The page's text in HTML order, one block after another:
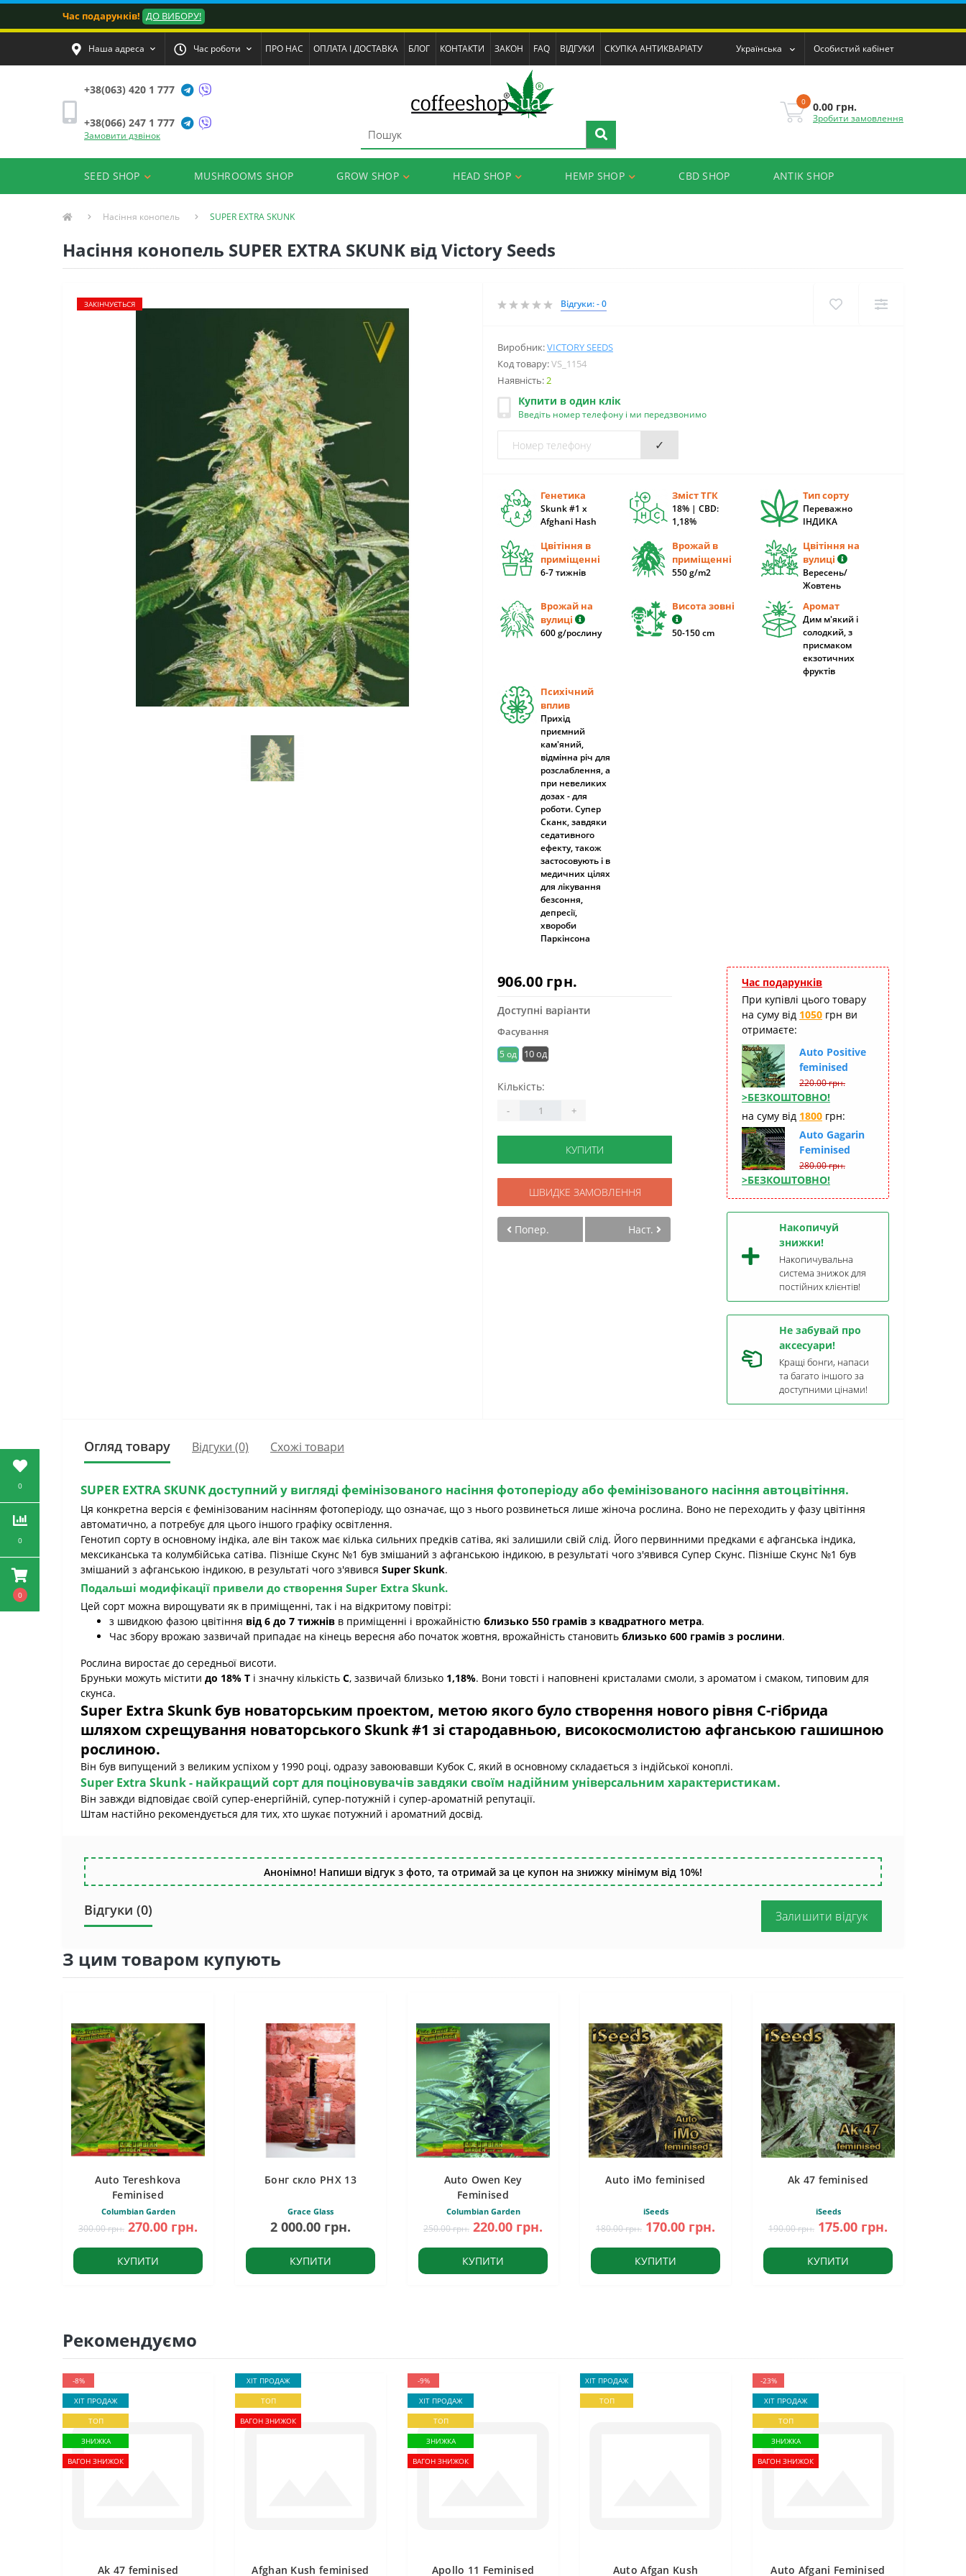
0
0
0
Час подарунків! ДО ВИБОРУ!
Наша адреса Час роботи ПРО НАС ОПЛАТА І ДОСТАВКА БЛОГ КОНТАКТИ ЗАКОН FAQ ВІДГУКИ СКУПКА АНТИКВАРІАТУ Українська Особистий кабінет
+38(063) 420 1 777
+38(066) 247 1 777
Замовити дзвінок
0 0.00 грн.
Зробити замовлення
SEED SHOP MUSHROOMS SHOP GROW SHOP HEAD SHOP HEMP SHOP CBD SHOP ANTIK SHOP
Насіння конопель SUPER EXTRA SKUNK
Насіння конопель SUPER EXTRA SKUNK від Victory Seeds
ЗАКІНЧУЄТЬСЯ Відгуки: - 0
Виробник:VICTORY SEEDS
Код товару:VS_1154
Наявність:2
Купити в один клік
Введіть номер телефону і ми передзвонимо
✓
Генетика
Skunk #1 x
Afghani Hash
Зміст ТГК
18% | CBD:
1,18%
Тип сорту
Переважно
ІНДИКА
Цвітіння в
приміщенні
6-7 тижнів
Врожай в
приміщенні
550 g/m2
Цвітіння на
вулиці
Вересень/
Жовтень
Врожай на
вулиці
600 g/рослину
Висота зовні
50-150 cm
Аромат
Дим м'який і
солодкий, з
присмаком
екзотичних
фруктів
Психічний
вплив
Прихід
приємний
кам'яний,
відмінна річ для
розслаблення, а
при невеликих
дозах - для
роботи. Супер
Сканк, завдяки
седативного
ефекту, також
застосовують і в
медичних цілях
для лікування
безсоння,
депресії,
хвороби
Паркінсона
906.00 грн.
Доступні варіанти
Фасування
5 од 10 од
Кількість:
- +
КУПИТИ
ШВИДКЕ ЗАМОВЛЕННЯ
Попер. Наст.
Час подарунків
При купівлі цього товару
на суму від 1050 грн ви
отримаєте:
Auto Positive
feminised
220.00 грн.
>БЕЗКОШТОВНО!
на суму від 1800 грн:
Auto Gagarin
Feminised
280.00 грн.
>БЕЗКОШТОВНО!
Накопичуй
знижки!
Накопичувальна
система знижок для
постійних клієнтів!
Не забувай про
аксесуари!
Кращі бонги, напаси
та багато іншого за
доступними цінами!
Огляд товару Відгуки (0) Схожі товари
SUPER EXTRA SKUNKдоступний у вигляді фемінізованого насіння фотоперіодуабо фемінізованого насіння автоцвітіння.
Ця конкретна версія є фемінізованим насінням фотоперіоду, що означає, що з нього розвинеться лише жіноча рослина. Воно не переходить у фазу цвітіння
автоматично, а потребує для цього іншого графіку освітлення.
Генотип сорту в основному індіка, але він також має кілька сильних предків сатіва, які залишили свій слід. Його первинними предками є афганська індика,
мексиканська та колумбійська сатіва. Пізніше Скунс №1 був змішаний з афганською індикою, в результаті чого з'явився Супер Скунс. Пізніше Скунс №1 був
змішаний з афганською індикою, в результаті чого з'явився Super Skunk.
Подальші модифікації привели до створення Super Extra Skunk.
Цей сорт можна вирощувати як в приміщенні, так і на відкритому повітрі:
з швидкою фазою цвітіння від 6 до 7 тижнів в приміщенні і врожайністю близько 550 грамів з квадратного метра.
Час збору врожаю зазвичай припадає на кінець вересня або початок жовтня, врожайність становить близько 600 грамів з рослини.
Рослина виростає до середньої висоти.
Бруньки можуть містити до 18% Т і значну кількість С, зазвичай близько 1,18%. Вони товсті і наповнені кристалами смоли, з ароматом і смаком, типовим для
скунса.
Super Extra Skunkбув новаторським проектом, метою якого було створення нового рівня C-гібрида
шляхом схрещування новаторського Skunk #1 зі стародавньою, високосмолистою афганською гашишною
рослиною.
Він був випущений з великим успіхом у 1990 році, одразу завоювавши Кубок С, який в основному складається з індійської коноплі.
Super Extra Skunk- найкращий сорт для поціновувачів завдяки своїм надійним універсальним характеристикам.
Він завжди відповідає своїй супер-енергійній, супер-потужній і супер-ароматній репутації.
Штам настійно рекомендується для тих, хто шукає потужний і ароматний досвід.
Анонімно! Напиши відгук з фото, та отримай за це купон на знижку мінімум від 10%!
Відгуки (0) Залишити відгук
З цим товаром купують
Auto Tereshkova
Feminised
Columbian Garden
300.00 грн. 270.00 грн.
КУПИТИ
Бонг скло PHX 13
Grace Glass
2 000.00 грн.
КУПИТИ
Auto Owen Key
Feminised
Columbian Garden
250.00 грн. 220.00 грн.
КУПИТИ
Auto iMo feminised
iSeeds
180.00 грн. 170.00 грн.
КУПИТИ
Ak 47 feminised
iSeeds
190.00 грн. 175.00 грн.
КУПИТИ
Рекомендуємо
-8%
ХІТ ПРОДАЖ
ТОП
ЗНИЖКА
ВАГОН ЗНИЖОК
Ak 47 feminised
ХІТ ПРОДАЖ
ТОП
ВАГОН ЗНИЖОК
Afghan Kush feminised
-9%
ХІТ ПРОДАЖ
ТОП
ЗНИЖКА
ВАГОН ЗНИЖОК
Apollo 11 Feminised
ХІТ ПРОДАЖ
ТОП
Auto Afgan Kush
-23%
ХІТ ПРОДАЖ
ТОП
ЗНИЖКА
ВАГОН ЗНИЖОК
Auto Afgani Feminised